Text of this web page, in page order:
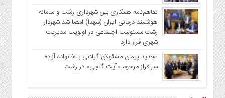
تفاهم‌نامه همکاری بین شهرداری رشت و سامانه
هوشمند درمانی ایران (سهدا) امضا شد شهردار
رشت:مسئولیت اجتماعی در اولویت مدیریت
شهری قرار دارد
تجدید پیمان مسئولان گیلانی با خانواده‌ آزاده
سرافراز مرحوم «آیت گنجی» در رشت